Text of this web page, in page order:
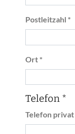
Postleitzahl *
Ort *
Telefon *
Telefon privat